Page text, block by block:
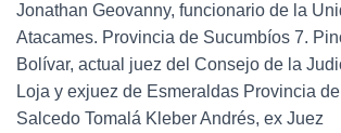
Jonathan Geovanny, funcionario de la
Atacames. Provincia de Sucumbíos 7.
Bolívar, actual juez del Consejo de la
Loja y exjuez de Esmeraldas Provincia
Salcedo Tomalá Kleber Andrés, ex Juez